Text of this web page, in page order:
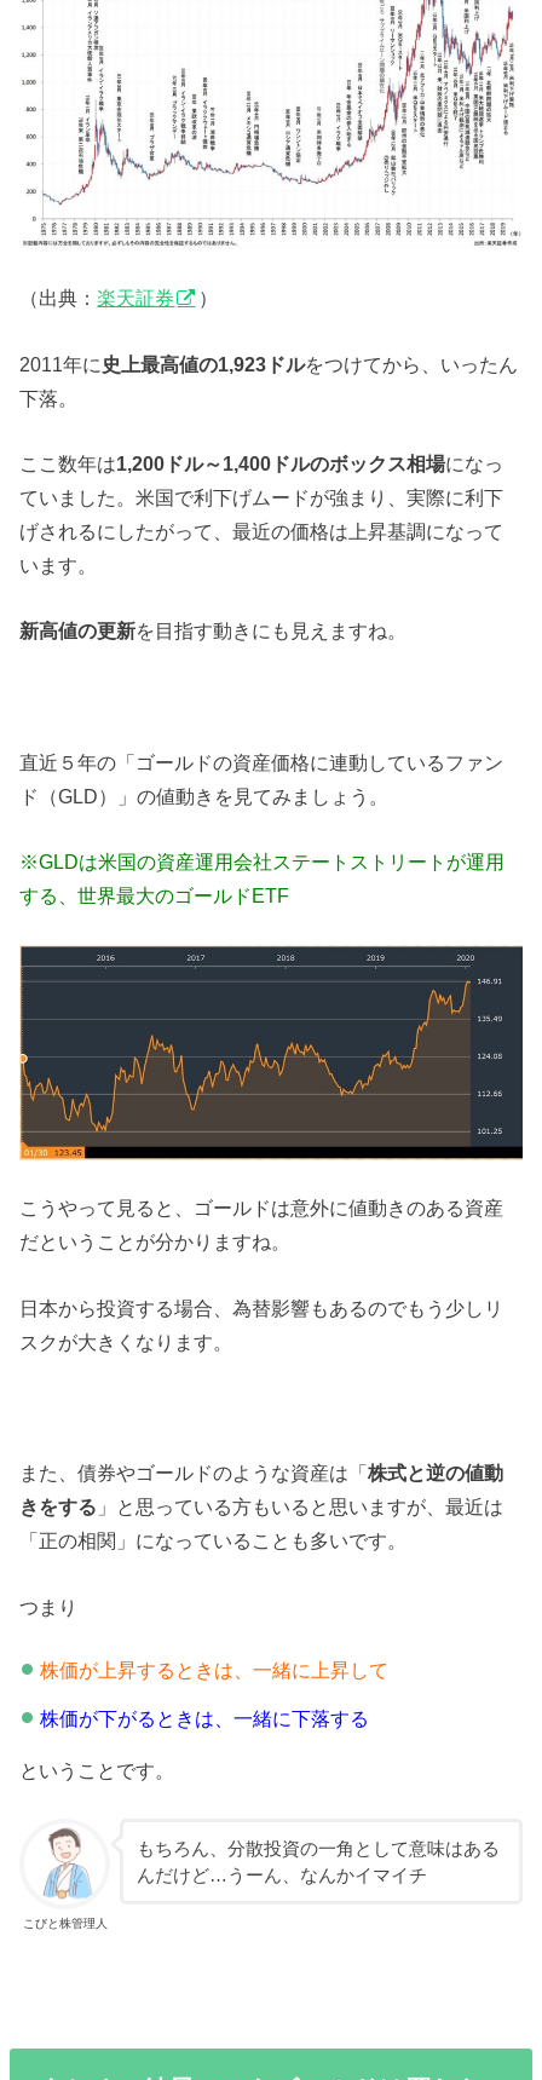
（出典：楽天証券 ）
2011年に 史上最高値の1,923ドルをつけてから、いったん
下落。
ここ数年は1,200ドル～1,400ドルのボックス相場になっ
ていました。米国で利下げムードが強まり、実際に利下
げされるにしたがって、最近の価格は上昇基調になって
います。
新高値の更新を目指す動きにも見えますね。
直近５年の「ゴールドの資産価格に連動しているファン
ド（GLD）」の値動きを見てみましょう。
※GLDは米国の資産運用会社ステートストリートが運用
する、世界最大のゴールドETF
こうやって見ると、ゴールドは意外に値動きのある資産
だということが分かりますね。
日本から投資する場合、為替影響もあるのでもう少しリ
スクが大きくなります。
また、債券やゴールドのような資産は「株式と逆の値動
きをする 」と思っている方もいると思いますが、最近は
「正の相関」になっていることも多いです。
つまり
株価が上昇するときは、一緒に上昇して
株価が下がるときは、一緒に下落する
ということです。
こびと株管理人
もちろん、分散投資の一角として意味はある
んだけど…うーん、なんかイマイチ